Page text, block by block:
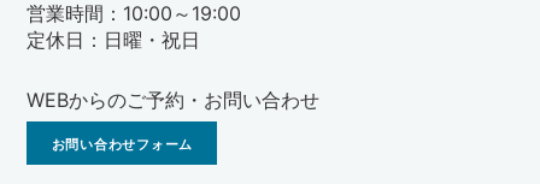
営業時間：10:00～19:00
定休日：日曜・祝日
WEBからのご予約・お問い合わせ
お問い合わせフォーム